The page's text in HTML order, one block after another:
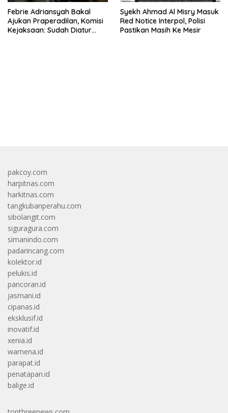
Febrie Adriansyah Bakal
Ajukan Praperadilan, Komisi
Kejaksaan: Sudah Diatur
Syekh Ahmad Al Misry Masuk
Red Notice Interpol, Polisi
Pastikan Masih Ke Mesir
pakcoy.com
harpitnas.com
harkitnas.com
tangkubanperahu.com
sibolangit.com
siguragura.com
simanindo.com
padarincang.com
kolektor.id
pelukis.id
pancoran.id
jasmani.id
cipanas.id
eksklusif.id
inovatif.id
xenia.id
wamena.id
parapat.id
penatapan.id
balige.id